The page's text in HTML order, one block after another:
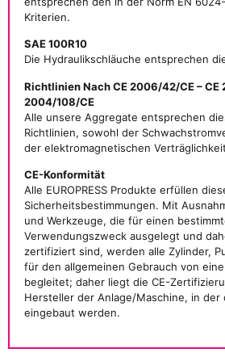
Kriterien.
SAE 100R10
Die Hydraulikschläuche entsprechen
Richtlinien Nach CE 2006/42/CE – CE
2004/108/CE
Alle unsere Aggregate entsprechen
Richtlinien, sowohl der
der elektromagnetischen
CE-Konformität
Alle EUROPRESS Produkte erfüllen
Sicherheitsbestimmungen. Mit
und Werkzeuge, die für einen
Verwendungszweck ausgelegt und
zertifiziert sind, werden alle Zylinder,
für den allgemeinen Gebrauch von
begleitet; daher liegt die CE-
Hersteller der Anlage/Maschine, in der
eingebaut werden.